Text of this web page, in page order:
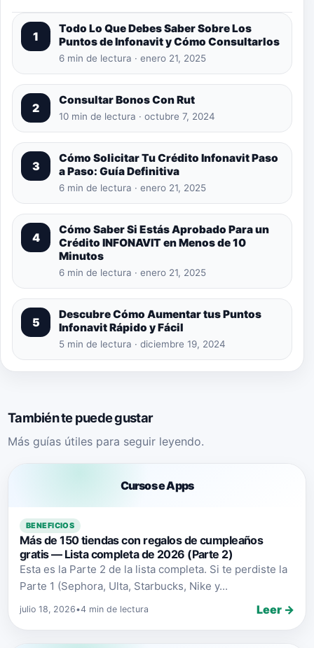
1
Todo Lo Que Debes Saber Sobre Los
Puntos de Infonavit y Cómo Consultarlos
6 min de lectura · enero 21, 2025
2
Consultar Bonos Con Rut
10 min de lectura · octubre 7, 2024
3
Cómo Solicitar Tu Crédito Infonavit Paso
a Paso: Guía Definitiva
6 min de lectura · enero 21, 2025
4
Cómo Saber Si Estás Aprobado Para un
Crédito INFONAVIT en Menos de 10
Minutos
6 min de lectura · enero 21, 2025
5
Descubre Cómo Aumentar tus Puntos
Infonavit Rápido y Fácil
5 min de lectura · diciembre 19, 2024
También te puede gustar
Más guías útiles para seguir leyendo.
Cursos e Apps
BENEFICIOS
Más de 150 tiendas con regalos de cumpleaños
gratis — Lista completa de 2026 (Parte 2)
Esta es la Parte 2 de la lista completa. Si te perdiste la
Parte 1 (Sephora, Ulta, Starbucks, Nike y...
julio 18, 2026•4 min de lectura Leer →